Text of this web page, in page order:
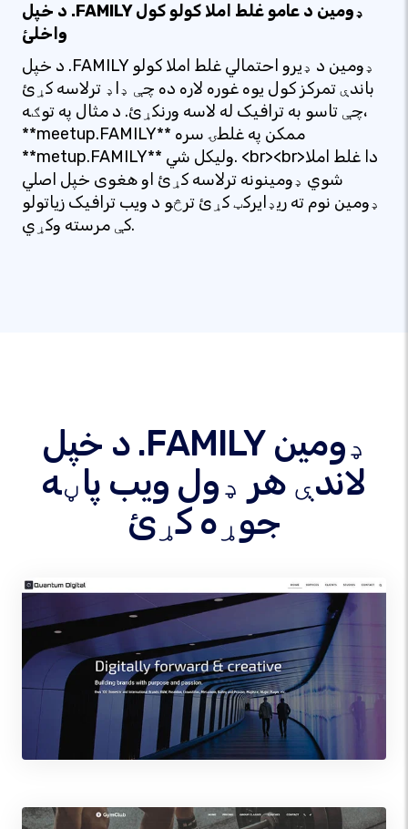
د خپل .FAMILY ډومین د عامو غلط املا کولو کول
واخلئ
د خپل .FAMILY ډومین د ډیرو احتمالي غلط املا کولو
باندې تمرکز کول یوه غوره لاره ده چې ډاډ ترلاسه کړئ
چې تاسو به ترافیک له لاسه ورنکړئ. د مثال په توګه،
**meetup.FAMILY** ممکن په غلطۍ سره
**metup.FAMILY** ولیکل شي. <br><br>دا غلط املا
شوي ډومینونه ترلاسه کړئ او هغوی خپل اصلي
ډومین نوم ته ریډایرکټ کړئ ترڅو د ویب ترافیک زیاتولو
کې مرسته وکړي.
د خپل .FAMILY ډومین
لاندې هر ډول ویب پاڼه
جوړه کړئ